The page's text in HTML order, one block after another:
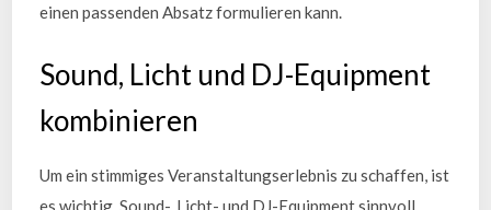
einen passenden Absatz formulieren kann.
Sound, Licht und DJ-Equipment
kombinieren
Um ein stimmiges Veranstaltungserlebnis zu schaffen, ist
es wichtig, Sound-, Licht- und DJ-Equipment sinnvoll